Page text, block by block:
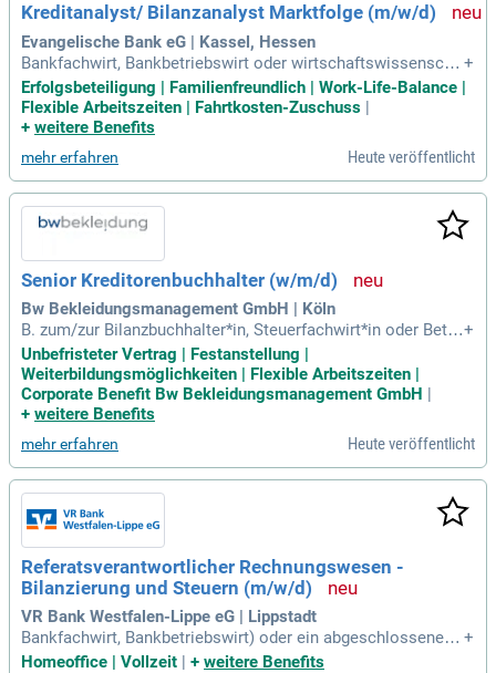
Kreditanalyst/ Bilanzanalyst Marktfolge (m/w/d)
Evangelische Bank eG | Kassel, Hessen
Bankfachwirt, Bankbetriebswirt oder wirtschaftswissenscha
ftliches Studium, ist von Vorteil. Du verfügst idealerweise ü
ber Berufserfahrung im gewerblichen Kreditgeschäft, in der
Kreditanalyse, Bilanzanalyse oder Bonitätsbeurteilung.
+
Erfolgsbeteiligung | Familienfreundlich | Work-Life-Balance |
Flexible Arbeitszeiten | Fahrtkosten-Zuschuss |
+ weitere Benefits
mehr erfahren Heute veröffentlicht
Senior Kreditorenbuchhalter (w/m/d)
Bw Bekleidungsmanagement GmbH | Köln
B. zum/zur Bilanzbuchhalter*in, Steuerfachwirt*in oder Betri
ebswirt*in); Mehrjährige Berufspraxis im Rechnungswesen;
Gute Kenntnisse in Buchführung, Handels- und Steuerrecht
(z. B.
+
Unbefristeter Vertrag | Festanstellung |
Weiterbildungsmöglichkeiten | Flexible Arbeitszeiten |
Corporate Benefit Bw Bekleidungsmanagement GmbH |
+ weitere Benefits
mehr erfahren Heute veröffentlicht
Referatsverantwortlicher Rechnungswesen -
Bilanzierung und Steuern (m/w/d)
VR Bank Westfalen-Lippe eG | Lippstadt
Bankfachwirt, Bankbetriebswirt) oder ein abgeschlossenes
Studium mit Schwerpunkt Finanzen, Rechnungswesen, Steu
+
Homeoffice | Vollzeit
+ weitere Benefits